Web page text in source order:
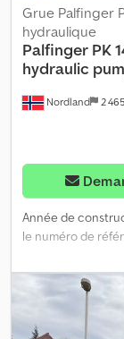
Nordland 2
Grue Palfinger
hydraulique
Palfinger PK
hydraulic
Année de
le numéro de
Spécifications :
hydraulique
Grue Palfinger
hydraulique. La
propriétaire